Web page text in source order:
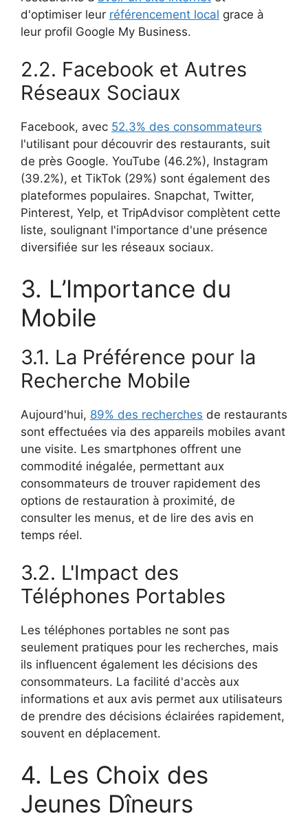
d'optimiser leur référencement local grace à
leur profil Google My Business.
2.2. Facebook et Autres
Réseaux Sociaux
Facebook, avec 52.3% des consommateurs
l'utilisant pour découvrir des restaurants, suit
de près Google. YouTube (46.2%), Instagram
(39.2%), et TikTok (29%) sont également des
plateformes populaires. Snapchat, Twitter,
Pinterest, Yelp, et TripAdvisor complètent cette
liste, soulignant l'importance d'une présence
diversifiée sur les réseaux sociaux.
3. L’Importance du
Mobile
3.1. La Préférence pour la
Recherche Mobile
Aujourd'hui, 89% des recherches de restaurants
sont effectuées via des appareils mobiles avant
une visite. Les smartphones offrent une
commodité inégalée, permettant aux
consommateurs de trouver rapidement des
options de restauration à proximité, de
consulter les menus, et de lire des avis en
temps réel.
3.2. L'Impact des
Téléphones Portables
Les téléphones portables ne sont pas
seulement pratiques pour les recherches, mais
ils influencent également les décisions des
consommateurs. La facilité d'accès aux
informations et aux avis permet aux utilisateurs
de prendre des décisions éclairées rapidement,
souvent en déplacement.
4. Les Choix des
Jeunes Dîneurs